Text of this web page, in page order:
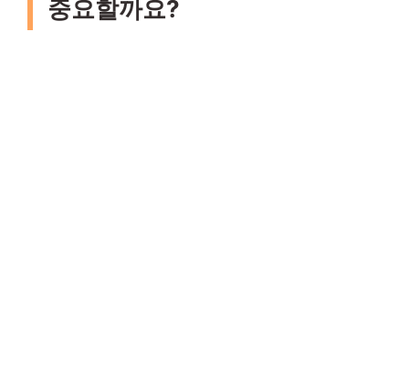
중요할까요?